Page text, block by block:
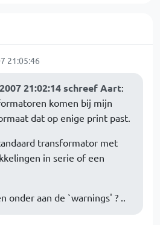
21:05:46
21:02:14 schreef Aart:
komen bij mijn
dat op enige print past.
transformator met
in serie of een
onder aan de `warnings' ? ..